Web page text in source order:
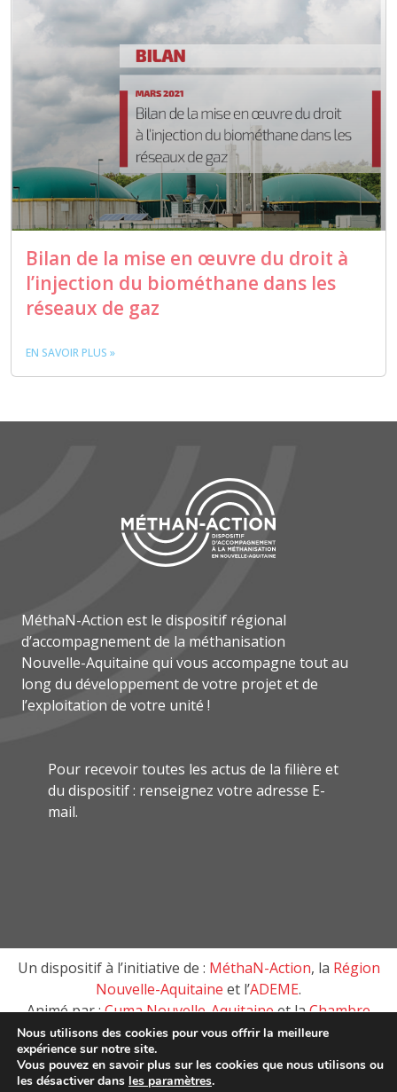
Bilan de la mise en œuvre du droit à
l’injection du biométhane dans les
réseaux de gaz
EN SAVOIR PLUS »
MéthaN-Action est le dispositif régional
d’accompagnement de la méthanisation
Nouvelle-Aquitaine qui vous accompagne tout au
long du développement de votre projet et de
l’exploitation de votre unité !
Pour recevoir toutes les actus de la filière et
du dispositif : renseignez votre adresse E-
mail.
Un dispositif à l’initiative de : MéthaN-Action, la Région
Nouvelle-Aquitaine et l’ADEME.
Animé par :Cuma Nouvelle-Aquitaineet laChambre
d’agriculture de Nouvelle-Aquitaine
Nous utilisons des cookies pour vous offrir la meilleure
expérience sur notre site.
Vous pouvez en savoir plus sur les cookies que nous utilisons ou
les désactiver dans les paramètres.